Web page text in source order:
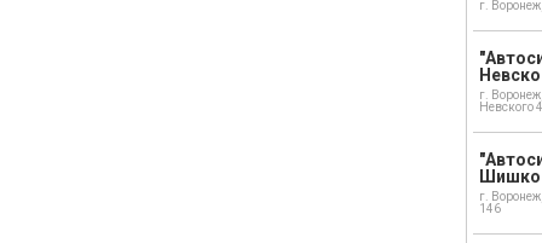
г.
г.
Невского
г.
146